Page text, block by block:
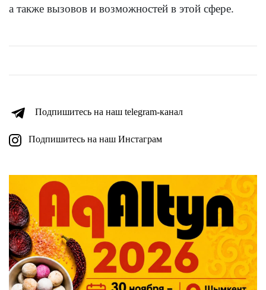
а также вызовов и возможностей в этой сфере.
Подпишитесь на наш telegram-канал
Подпишитесь на наш Инстаграм